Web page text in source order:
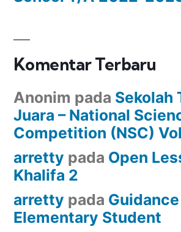
Komentar Terbaru
Anonim pada Sekolah
Juara – National
Competition (NSC)
arretty pada Open
Khalifa 2
arretty pada Guidance
Elementary Student